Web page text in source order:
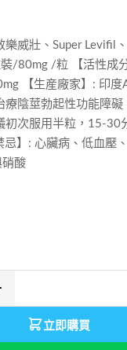
樂威壯、Super Levifil
裝/80mg /粒 【活性成
【生産廠家】: 印度
療陰莖勃起性功能障礙
初次服用半粒，15-30
忌】: 心臟病、低血壓
硝酸
立即購買